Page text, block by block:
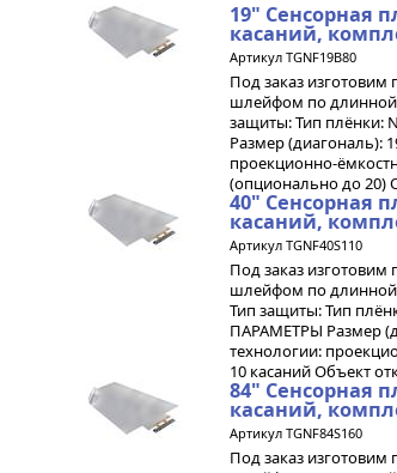
19" Сенсорная
касаний,
Артикул TGNF19B80
Под заказ
шлейфом по длинной
защиты: Тип плёнки:
Размер (диагональ):
проекционно-
(опционально до 20)
40" Сенсорная
касаний,
Артикул TGNF40S110
Под заказ
шлейфом по длинной
Тип защиты: Тип
ПАРАМЕТРЫ Размер
технологии:
10 касаний Объект
84" Сенсорная
касаний,
Артикул TGNF84S160
Под заказ